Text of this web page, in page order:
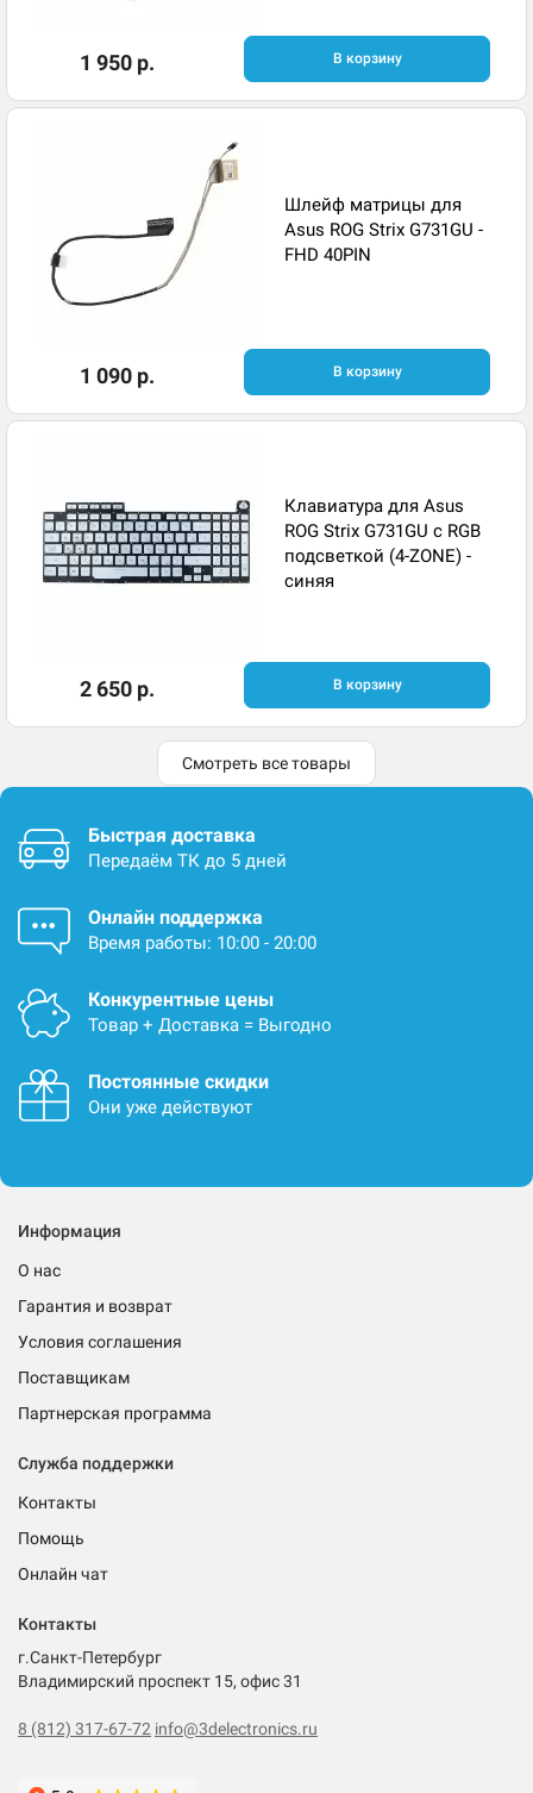
1 950 р. В корзину
Шлейф матрицы для
Asus ROG Strix G731GU -
FHD 40PIN
1 090 р. В корзину
Клавиатура для Asus
ROG Strix G731GU с RGB
подсветкой (4-ZONE) -
синяя
2 650 р. В корзину
Смотреть все товары
Быстрая доставка
Передаём ТК до 5 дней
Онлайн поддержка
Время работы: 10:00 - 20:00
Конкурентные цены
Товар + Доставка = Выгодно
Постоянные скидки
Они уже действуют
Информация
О нас
Гарантия и возврат
Условия соглашения
Поставщикам
Партнерская программа
Служба поддержки
Контакты
Помощь
Онлайн чат
Контакты
г.Санкт-Петербург
Владимирский проспект 15, офис 31
8 (812) 317-67-72 info@3delectronics.ru